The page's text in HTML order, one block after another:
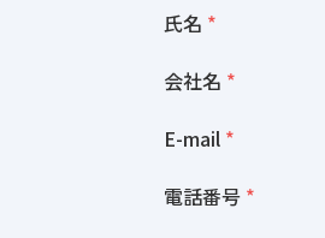
氏名
会社名
E-mail
電話番号